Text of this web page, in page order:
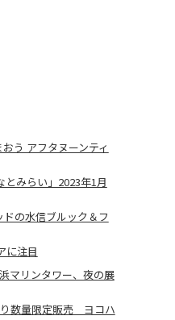
う アフタヌーンティ
みらい」2023年1月
の水信ブルック＆フ
に注目
マリンタワー、夜の展
数量限定販売 ヨコハ